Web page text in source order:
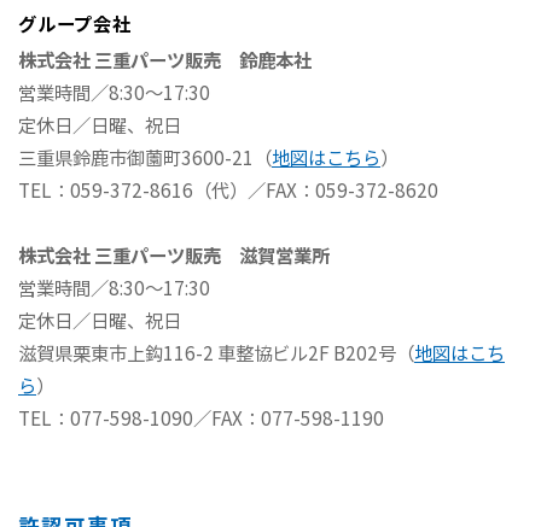
グループ会社
株式会社 三重パーツ販売 鈴鹿本社
営業時間／8:30～17:30
定休日／日曜、祝日
三重県鈴鹿市御薗町3600-21（地図はこちら）
TEL：059-372-8616（代）／FAX：059-372-8620
株式会社 三重パーツ販売 滋賀営業所
営業時間／8:30～17:30
定休日／日曜、祝日
滋賀県栗東市上鈎116-2 車整協ビル2F B202号（地図はこち
ら）
TEL：077-598-1090／FAX：077-598-1190